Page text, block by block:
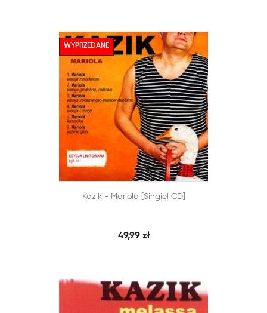
DODAJ DO KOSZYKA
SZYBKI PODGLĄD
Kazik - Mariola [singiel CD]
49,99 zł
WYPRZEDANE